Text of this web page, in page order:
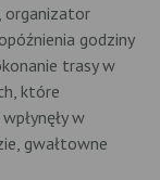
organizator
godziny
trasy w
które
w
gwałtowne